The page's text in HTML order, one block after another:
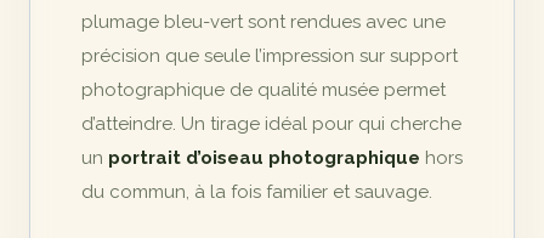
plumage bleu-vert sont rendues avec une
précision que seule l’impression sur support
photographique de qualité musée permet
d’atteindre. Un tirage idéal pour qui cherche
un portrait d’oiseau photographique hors
du commun, à la fois familier et sauvage.